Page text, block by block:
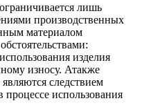
лишь
производственных
материалом
изделия
износу. Атакже
следствием
процессе использования